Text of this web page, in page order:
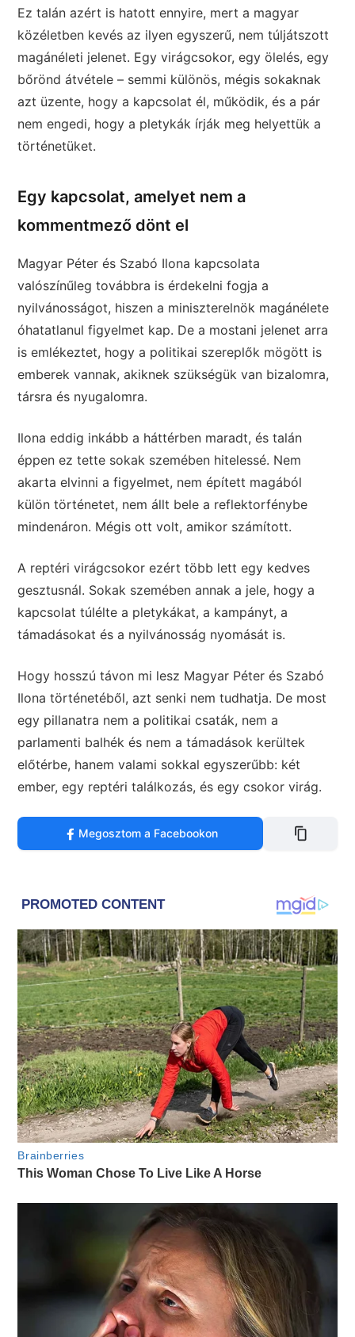
Ez talán azért is hatott ennyire, mert a magyar
közéletben kevés az ilyen egyszerű, nem túljátszott
magánéleti jelenet. Egy virágcsokor, egy ölelés, egy
bőrönd átvétele – semmi különös, mégis sokaknak
azt üzente, hogy a kapcsolat él, működik, és a pár
nem engedi, hogy a pletykák írják meg helyettük a
történetüket.
Egy kapcsolat, amelyet nem a
kommentmező dönt el
Magyar Péter és Szabó Ilona kapcsolata
valószínűleg továbbra is érdekelni fogja a
nyilvánosságot, hiszen a miniszterelnök magánélete
óhatatlanul figyelmet kap. De a mostani jelenet arra
is emlékeztet, hogy a politikai szereplők mögött is
emberek vannak, akiknek szükségük van bizalomra,
társra és nyugalomra.
Ilona eddig inkább a háttérben maradt, és talán
éppen ez tette sokak szemében hitelessé. Nem
akarta elvinni a figyelmet, nem épített magából
külön történetet, nem állt bele a reflektorfénybe
mindenáron. Mégis ott volt, amikor számított.
A reptéri virágcsokor ezért több lett egy kedves
gesztusnál. Sokak szemében annak a jele, hogy a
kapcsolat túlélte a pletykákat, a kampányt, a
támadásokat és a nyilvánosság nyomását is.
Hogy hosszú távon mi lesz Magyar Péter és Szabó
Ilona történetéből, azt senki nem tudhatja. De most
egy pillanatra nem a politikai csaták, nem a
parlamenti balhék és nem a támadások kerültek
előtérbe, hanem valami sokkal egyszerűbb: két
ember, egy reptéri találkozás, és egy csokor virág.
Megosztom a Facebookon